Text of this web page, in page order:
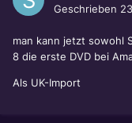
Geschrieben
man kann jetzt sowohl
8 die erste DVD bei
Als UK-Import